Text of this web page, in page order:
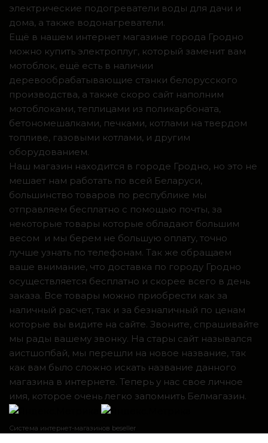
электрические подогреватели воды для дачи и
дома, а также водонагреватели.
Ещё в нашем интернет магазине города Гродно
можно купить электроплуг, который заменит вам
мотоблок, ещё есть в наличии
деревообрабатывающие станки белорусского
производства, а также скоро сайт наполним
мотоблоками, теплицами из поликарбоната,
бетономешалками, печками, котлами на твердом
топливе, газовыми котлами, и другим
оборудованием.
Наш магазин находится в городе Гродно, но это не
мешает нам работать по всей Беларуси,
большинство товаров по республике мы
отправляем бесплатно с помощью почты, за
некоторые товары которые обладают большим
весом и мы берем не большую оплату, точно
лучше узнать по телефонам. Так же обращаем
ваше внимание, что доставка по городу Гродно
осуществляется бесплатно и скорее всего в день
заказа. Все товары можно приобрести как за
наличный расчет, так и за безналичный по ценам
которые вы видите на сайте. Звоните, спрашивайте
мы рады вашему звонку. На стары сайт назывался
аистшопбай, мы перешли на новое название, так
как вам было сложно искать название данного
магазина в интернете. Теперь у нас свое личное
имя, которое очень легко запомнить Белмагазин.
Система интернет-магазинов beseller